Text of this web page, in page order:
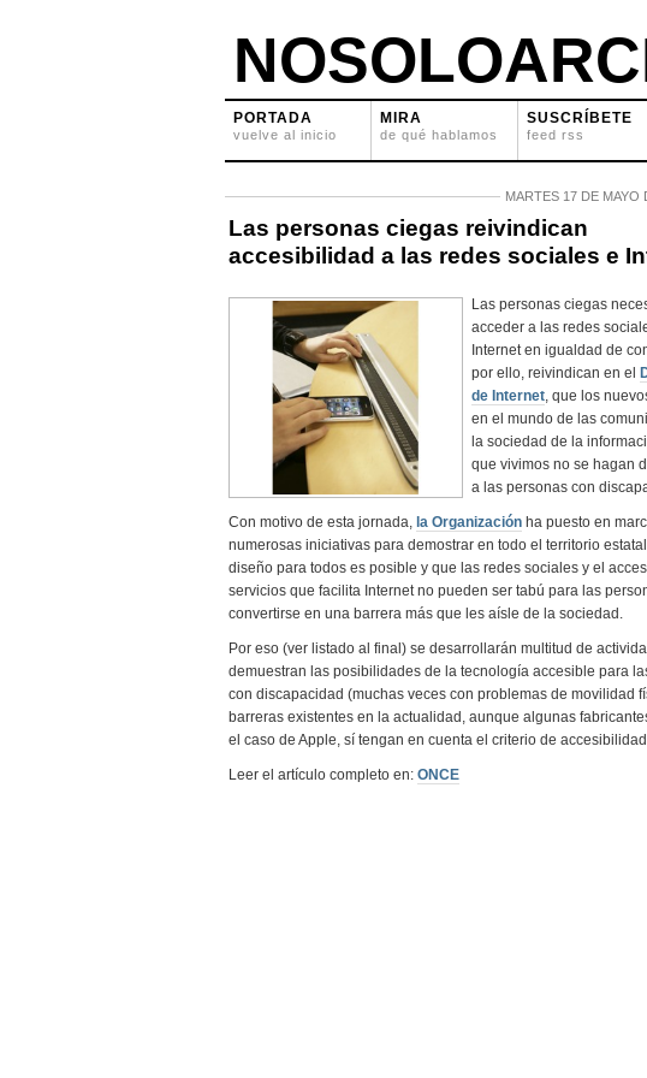
PORTADA
vuelve al inicio
MIRA
de qué hablamos
SUSCRÍBETE
feed rss
MARTES 17 DE MAYO
Las personas ciegas reivindican
accesibilidad a las redes sociales e
Las personas ciegas
acceder a las redes
Internet en igualdad de
por ello, reivindican en el
de Internet, que los
en el mundo de las
la sociedad de la
que vivimos no se hagan
a las personas con
Con motivo de esta jornada, la Organización ha puesto en
numerosas iniciativas para demostrar en todo el territorio estatal
diseño para todos es posible y que las redes sociales y el
servicios que facilita Internet no pueden ser tabú para las
convertirse en una barrera más que les aísle de la sociedad.
Por eso (ver listado al final) se desarrollarán multitud de
demuestran las posibilidades de la tecnología accesible para
con discapacidad (muchas veces con problemas de movilidad
barreras existentes en la actualidad, aunque algunas
el caso de Apple, sí tengan en cuenta el criterio de
Leer el artículo completo en: ONCE